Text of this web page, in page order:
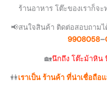
ร้านอาหาร โต๊ะของเราก็
📢สนใจสินค้า ติดต่อสอบถาม
9908058–
🏡นึกถึง โต๊ะม้าหิน
👭เราเป็น ร้านค้า ที่น่าเชื่อถื